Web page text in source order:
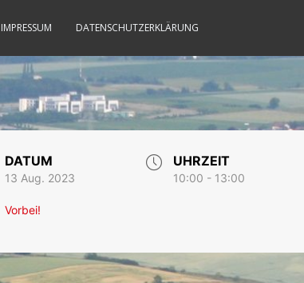
IMPRESSUM DATENSCHUTZERKLÄRUNG
DATUM
13 Aug. 2023
Vorbei!
UHRZEIT
10:00 - 13:00